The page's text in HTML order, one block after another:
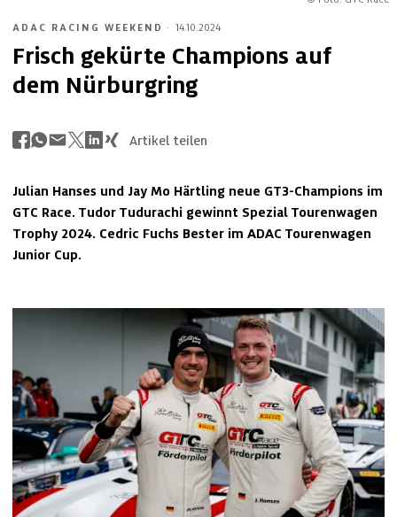
ADAC RACING WEEKEND · 14.10.2024
Frisch gekürte Champions auf
dem Nürburgring
Artikel teilen
Julian Hanses und Jay Mo Härtling neue GT3-Champions im
GTC Race. Tudor Tudurachi gewinnt Spezial Tourenwagen
Trophy 2024. Cedric Fuchs Bester im ADAC Tourenwagen
Junior Cup.